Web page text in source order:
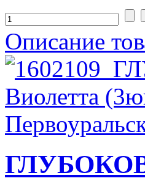
Описание